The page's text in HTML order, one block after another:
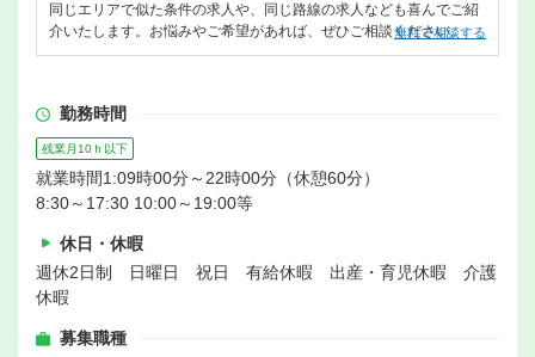
同じエリアで似た条件の求人や、同じ路線の求人なども喜んでご紹
介いたします。お悩みやご希望があれば、ぜひご相談ください。
無料で相談する
勤務時間
残業月10ｈ以下
就業時間1:09時00分～22時00分（休憩60分）
8:30～17:30 10:00～19:00等
休日・休暇
週休2日制 日曜日 祝日 有給休暇 出産・育児休暇 介護
休暇
募集職種